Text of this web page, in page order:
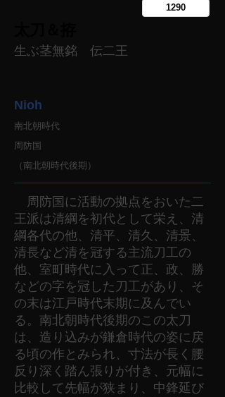
生ぶ茎無銘 伝二王
Nioh
南北朝時代
周防国
（南北朝時代後期）
周防国に活動の拠点をおいた二
王派は清綱を初代として栄え、清
綱各代の他、清平、清久、清景、
清長など清を冠する主流刀工の
他、室町時代に入って正、政、勝
などの字を冠した刀工があり、そ
の末は江戸時代末期に及んでい
る。南北朝時代後期のこの太刀
は、造り込みが鎌倉時代の姿に戻
る頃の作とみられ、寸法が長く腰
反り深く踏ん張りが付き、元幅に
比較して先幅が狭まり、中鋒延び